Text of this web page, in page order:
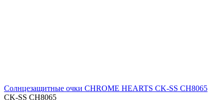
Солнцезащитные очки CHROME HEARTS CK-SS CH8065
CK-SS CH8065